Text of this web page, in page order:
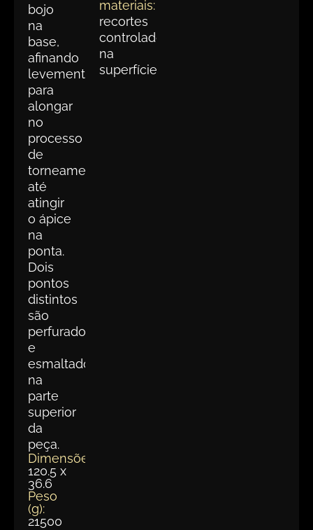
bojo
na
base,
afinando
levemente
para
alongar
no
processo
de
torneamento
até
atingir
o ápice
na
ponta.
Dois
pontos
distintos
são
perfurados
e
esmaltados
na
parte
superior
da
peça.
Dimensões(cm):
120.5 x
36.6
Peso
(g):
21500
materiais:
recortes
controlados
na
superfície